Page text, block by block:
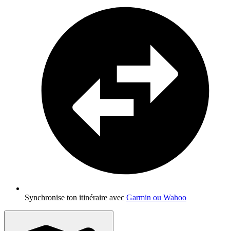
Synchronise ton itinéraire avec Garmin ou Wahoo